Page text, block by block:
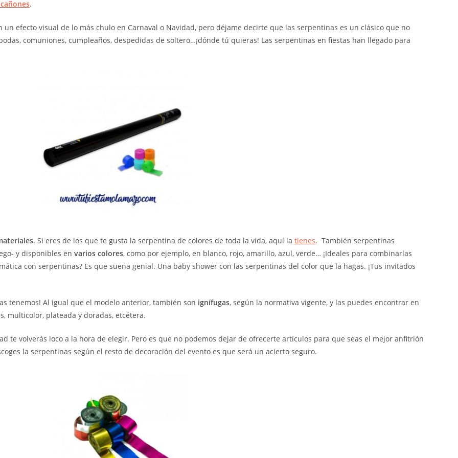
.
efecto visual de lo más chulo en Carnaval o Navidad, pero déjame decirte que las serpentinas es un clásico que no
comuniones, cumpleaños, despedidas de soltero…¡dónde tú quieras! Las serpentinas en fiestas han llegado para
. Si eres de los que te gusta la serpentina de colores de toda la vida, aquí la tienes. También serpentinas
y disponibles en varios colores, como por ejemplo, en blanco, rojo, amarillo, azul, verde… ¡Ideales para combinarlas
con serpentinas? Es que suena genial. Una baby shower con las serpentinas del color que la hagas. ¡Tus invitados
tenemos! Al igual que el modelo anterior, también son ignífugas, según la normativa vigente, y las puedes encontrar en
multicolor, plateada y doradas, etcétera.
te volverás loco a la hora de elegir. Pero es que no podemos dejar de ofrecerte artículos para que seas el mejor anfitrión
la serpentinas según el resto de decoración del evento es que será un acierto seguro.